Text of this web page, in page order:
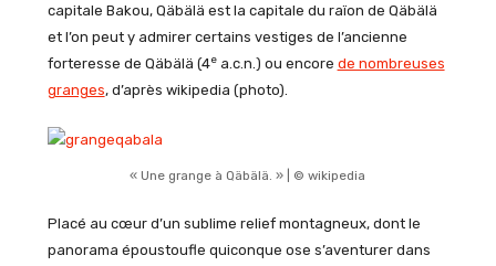
capitale Bakou, Qäbälä est la capitale du raïon de Qäbälä
et l’on peut y admirer certains vestiges de l’ancienne
forteresse de Qäbälä (4ea.c.n.) ou encore de nombreuses
granges, d’après wikipedia (photo).
« Une grange à Qäbälä. » | © wikipedia
Placé au cœur d’un sublime relief montagneux, dont le
panorama époustoufle quiconque ose s’aventurer dans